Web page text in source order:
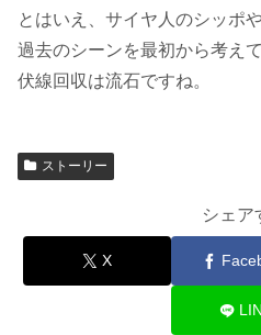
とはいえ、サイヤ人のシッポ
過去のシーンを最初から考え
伏線回収は流石ですね。
ストーリー
シェア
X